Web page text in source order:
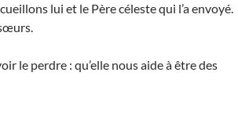
lui et le Père céleste qui l’a envoyé.
le perdre : qu’elle nous aide à être des